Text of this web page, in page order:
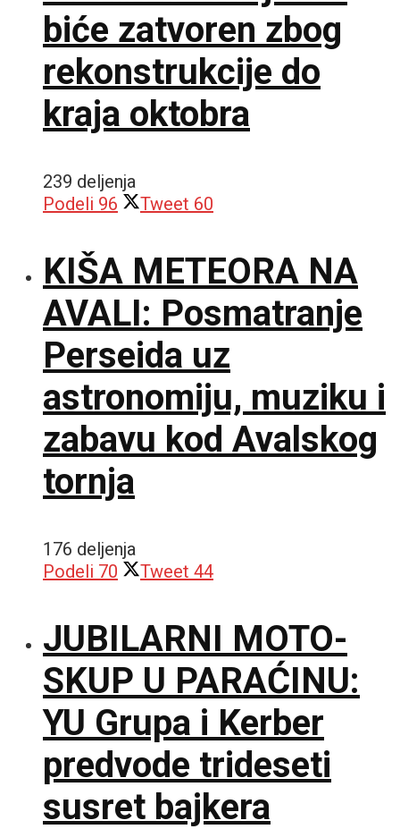
biće zatvoren zbog
rekonstrukcije do
kraja oktobra
239 deljenja
Podeli 96 Tweet 60
KIŠA METEORA NA
AVALI: Posmatranje
Perseida uz
astronomiju, muziku i
zabavu kod Avalskog
tornja
176 deljenja
Podeli 70 Tweet 44
JUBILARNI MOTO-
SKUP U PARAĆINU:
YU Grupa i Kerber
predvode trideseti
susret bajkera